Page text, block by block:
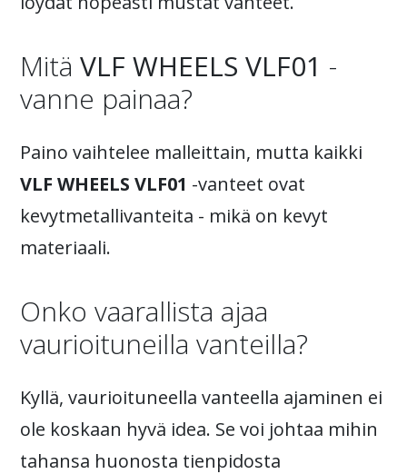
Mitä VLF WHEELS VLF01 -
vanne painaa?
Paino vaihtelee malleittain, mutta kaikki
VLF WHEELS VLF01 -vanteet ovat
kevytmetallivanteita - mikä on kevyt
materiaali.
Onko vaarallista ajaa
vaurioituneilla vanteilla?
Kyllä, vaurioituneella vanteella ajaminen ei
ole koskaan hyvä idea. Se voi johtaa mihin
tahansa huonosta tienpidosta